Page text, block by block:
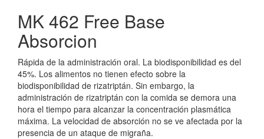
MK 462 Free Base
Absorcion
Rápida de la administración oral. La biodisponibilidad es del
45%. Los alimentos no tienen efecto sobre la
biodisponibilidad de rizatriptán. Sin embargo, la
administración de rizatriptán con la comida se demora una
hora el tiempo para alcanzar la concentración plasmática
máxima. La velocidad de absorción no se ve afectada por la
presencia de un ataque de migraña.